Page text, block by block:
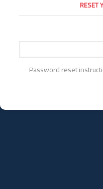
RESET
Password reset